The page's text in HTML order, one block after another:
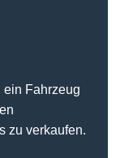
ein Fahrzeug
zu verkaufen.